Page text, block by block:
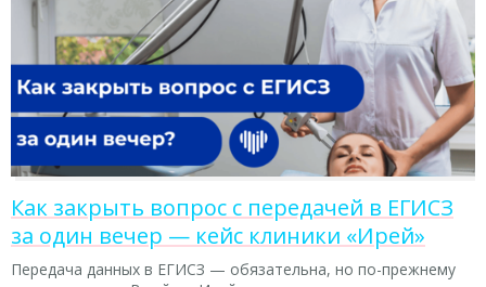
Как закрыть вопрос с передачей в ЕГИСЗ
за один вечер — кейс клиники «Ирей»
Передача данных в ЕГИСЗ — обязательна, но по-прежнему